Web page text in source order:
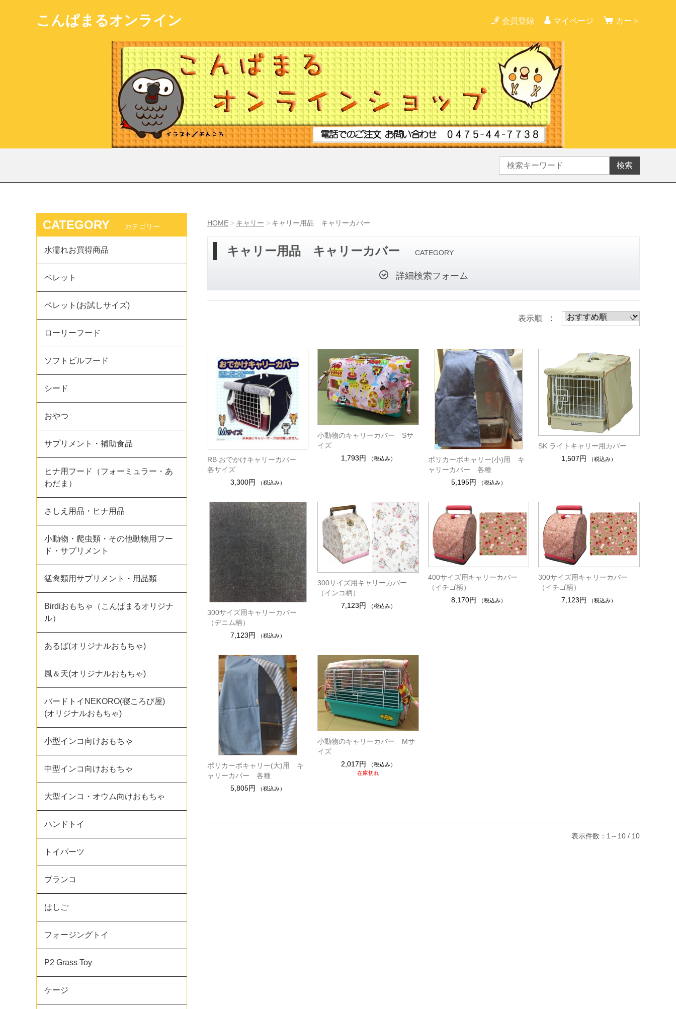
こんぱまるオンライン 会員登録 マイページ カート
検索
HOME キャリー キャリー用品 キャリーカバー
キャリー用品 キャリーカバー CATEGORY
詳細検索フォーム
表示順 :
RB おでかけキャリーカバー
各サイズ
3,300円
（税込み）
小動物のキャリーカバー Sサ
イズ
1,793円
（税込み）
ポリカーボキャリー(小)用 キ
ャリーカバー 各種
5,195円
（税込み）
SK ライトキャリー用カバー
1,507円
（税込み）
300サイズ用キャリーカバー
（デニム柄）
7,123円
（税込み）
300サイズ用キャリーカバー
（インコ柄）
7,123円
（税込み）
400サイズ用キャリーカバー
（イチゴ柄）
8,170円
（税込み）
300サイズ用キャリーカバー
（イチゴ柄）
7,123円
（税込み）
ポリカーボキャリー(大)用 キ
ャリーカバー 各種
5,805円
（税込み）
小動物のキャリーカバー Mサ
イズ
2,017円
（税込み）
在庫切れ
表示件数：1～10 / 10
CATEGORY カテゴリー
水濡れお買得商品
ペレット
ペレット(お試しサイズ)
ローリーフード
ソフトビルフード
シード
おやつ
サプリメント・補助食品
ヒナ用フード（フォーミュラー・あ
わだま）
さしえ用品・ヒナ用品
小動物・爬虫類・その他動物用フー
ド・サプリメント
猛禽類用サプリメント・用品類
Birdiおもちゃ（こんぱまるオリジナ
ル）
あるば(オリジナルおもちゃ)
風＆天(オリジナルおもちゃ)
バードトイNEKORO(寝ころび屋)
(オリジナルおもちゃ)
小型インコ向けおもちゃ
中型インコ向けおもちゃ
大型インコ・オウム向けおもちゃ
ハンドトイ
トイパーツ
ブランコ
はしご
フォージングトイ
P2 Grass Toy
ケージ